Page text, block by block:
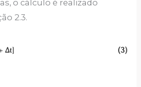
o cálculo é realizado
2.3.